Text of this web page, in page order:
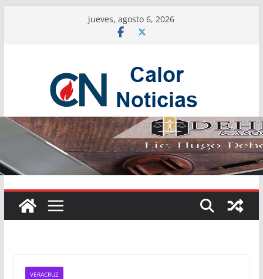
jueves, agosto 6, 2026
VERACRUZ